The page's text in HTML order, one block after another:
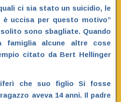
ci sia stato un suicidio, le
è uccisa per questo motivo”
sono sbagliate. Quando
famiglia alcune altre cose
citato da Bert Hellinger
che suo figlio Si fosse
aveva 14 anni. Il padre